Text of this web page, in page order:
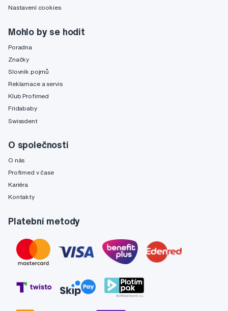
Nastavení cookies
Mohlo by se hodit
Poradna
Značky
Slovník pojmů
Reklamace a servis
Klub Profimed
Fridababy
Swissdent
O společnosti
O nás
Profimed v čase
Kariéra
Kontakty
Platební metody